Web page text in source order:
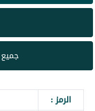
جميع
الرمز :